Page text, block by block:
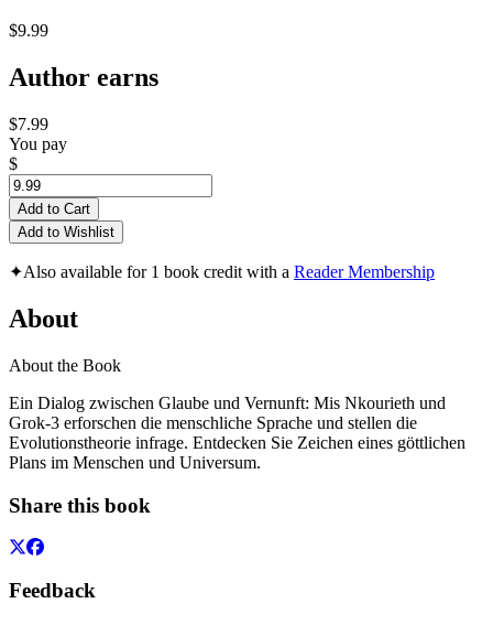
$9.99
Author earns
$7.99
You pay
$
Add to Cart
Add to Wishlist
✦Also available for 1 book credit with a Reader Membership
About
About the Book
Ein Dialog zwischen Glaube und Vernunft: Mis Nkourieth und
Grok-3 erforschen die menschliche Sprache und stellen die
Evolutionstheorie infrage. Entdecken Sie Zeichen eines göttlichen
Plans im Menschen und Universum.
Share this book
Feedback